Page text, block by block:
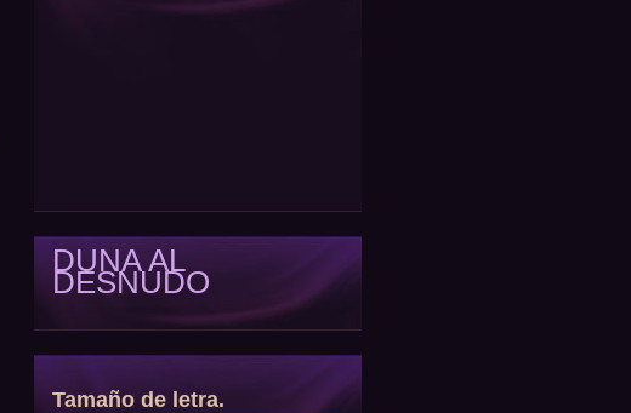
DUNA AL
DESNUDO
Tamaño de letra.